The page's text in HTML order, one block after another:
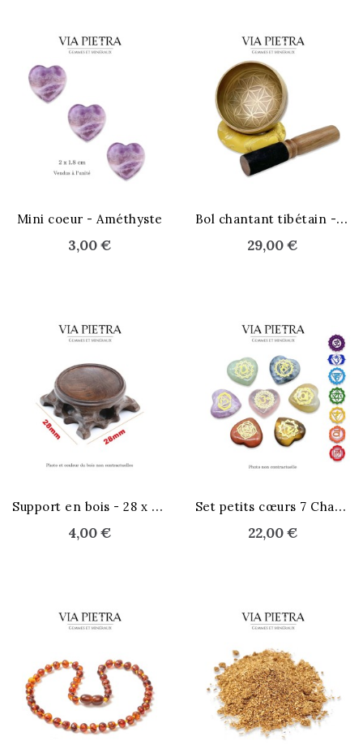
Mini coeur - Améthyste
3,00 €
B
ol chantant tibétain - fleur
29,00 €
S
upport en bois - 28 x 28 mm
4,00 €
S
et petits cœurs 7 Chakras
22,00 €